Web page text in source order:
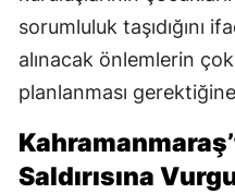
sorumluluk taşıdığını
alınacak önlemlerin
planlanması
Saldırısına